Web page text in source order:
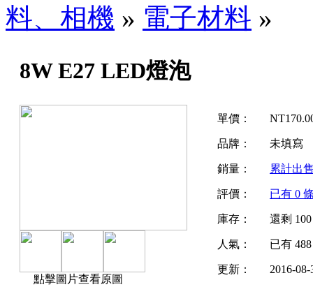
料、相機 » 電子材料 »
8W E27 LED燈泡
點擊圖片查看原圖
單價： NT
品牌： 未填寫
銷量： 累計出
評價： 已有 0
庫存： 還剩 100
人氣： 已有 488
更新： 2016-08-